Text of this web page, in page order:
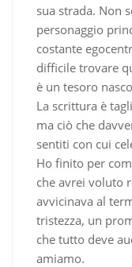
sua strada. Non
personaggio
costante
difficile trovare
è un tesoro
La scrittura è
ma ciò che
sentiti con cui
Ho finito per
che avrei voluto
avvicinava al
tristezza, un
che tutto deve
amiamo.